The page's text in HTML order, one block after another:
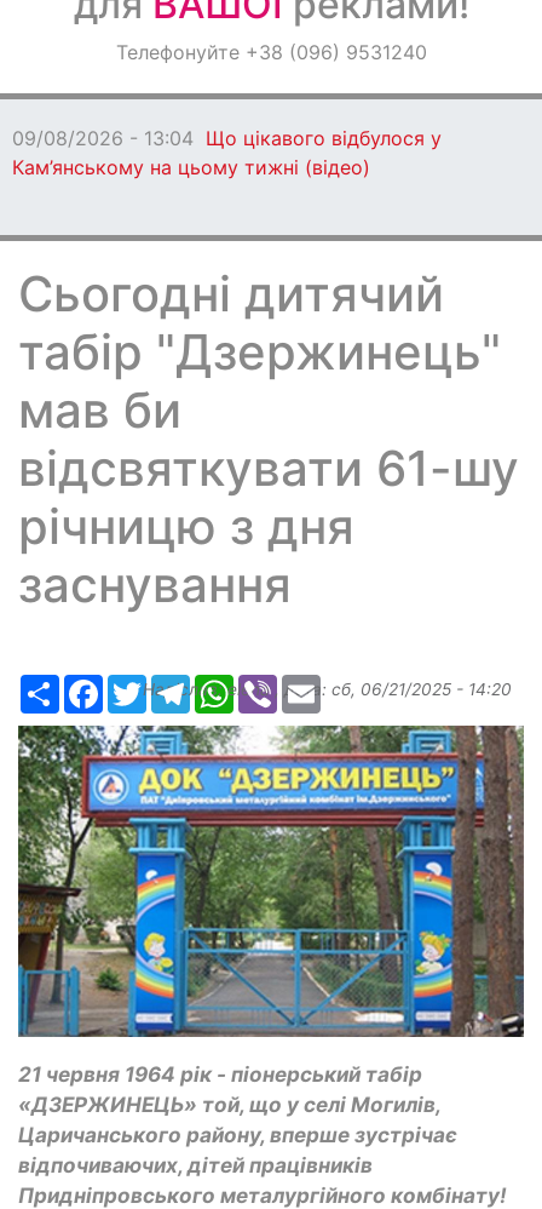
ОголошенняТелефонуйте +38 (096) 9531240
09/08/2026 - 13:04 Що цікавого відбулося у
Кам’янському на цьому тижні (відео)
Сьогодні дитячий
табір "Дзержинець"
мав би
відсвяткувати 61-шу
річницю з дня
заснування
РесурсFacebook
TwitterTelegramWhatsApp
ViberEmail
Надіслав:elena, дата: сб, 06/21/2025 - 14:20
21 червня 1964 рік - піонерський табір
«ДЗЕРЖИНЕЦЬ» той, що у селі Могилів,
Царичанського району, вперше зустрічає
відпочиваючих, дітей працівників
Придніпровського металургійного комбінату!